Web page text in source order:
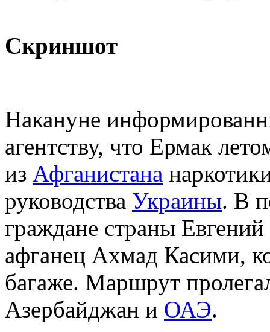
Скриншот
Накануне
агентству, что Ермак
из Афганистана
руководства Украины. В
граждане страны
афганец Ахмад Касими,
багаже. Маршрут
Азербайджан и ОАЭ.